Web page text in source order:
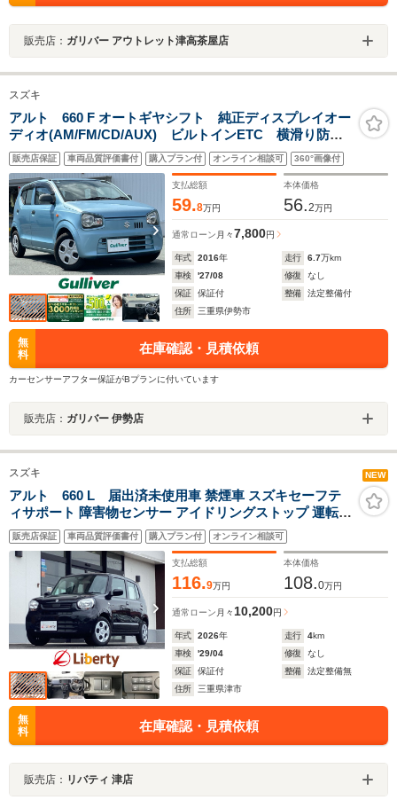
販売店： ガリバー アウトレット津高茶屋店
スズキ
アルト 660 F オートギヤシフト 純正ディスプレイオー
ディオ(AM/FM/CD/AUX) ビルトインETC 横滑り防止
システム 純正フロアマット ヘッドライトレベライザ
ー ドアバイザー 純正ホイールキャップ リモコンキ
ー スペアキー
販売店保証 車両品質評価書付 購入プラン付 オンライン相談可 360°画像付
支払総額
59.8万円
本体価格
56.2万円
通常ローン 月々7,800円
年式 2016年 走行 6.7万km
車検
'27/08 修復
なし
保証
保証付 整備
法定整備付
住所
三重県伊勢市
無
料
在庫確認・見積依頼
カーセンサーアフター保証がBプランに付いています
販売店： ガリバー 伊勢店
スズキ NEW
アルト 660 L 届出済未使用車 禁煙車 スズキセーフテ
ィサポート 障害物センサー アイドリングストップ 運転席
シートヒーター ヘッドライトレベライザー
販売店保証 車両品質評価書付 購入プラン付 オンライン相談可
支払総額
116.9万円
本体価格
108.0万円
通常ローン 月々 10,200円
年式 2026年 走行 4km
車検
'29/04 修復
なし
保証
保証付 整備
法定整備無
住所
三重県津市
無
料
在庫確認・見積依頼
販売店： リバティ 津店